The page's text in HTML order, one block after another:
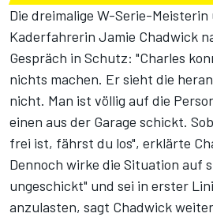
Die dreimalige W-Serie-
Kaderfahrerin Jamie Chadwick
Gespräch in Schutz: "Charles
nichts machen. Er sieht die
nicht. Man ist völlig auf die
einen aus der Garage schickt.
frei ist, fährst du los", erklärte
Dennoch wirke die Situation auf
ungeschickt" und sei in erster
anzulasten, sagt Chadwick